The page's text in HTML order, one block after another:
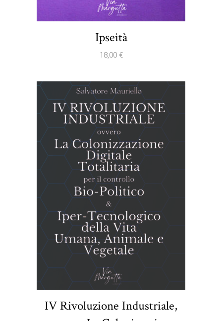
Ipseità
18,00 €
IV Rivoluzione Industriale,